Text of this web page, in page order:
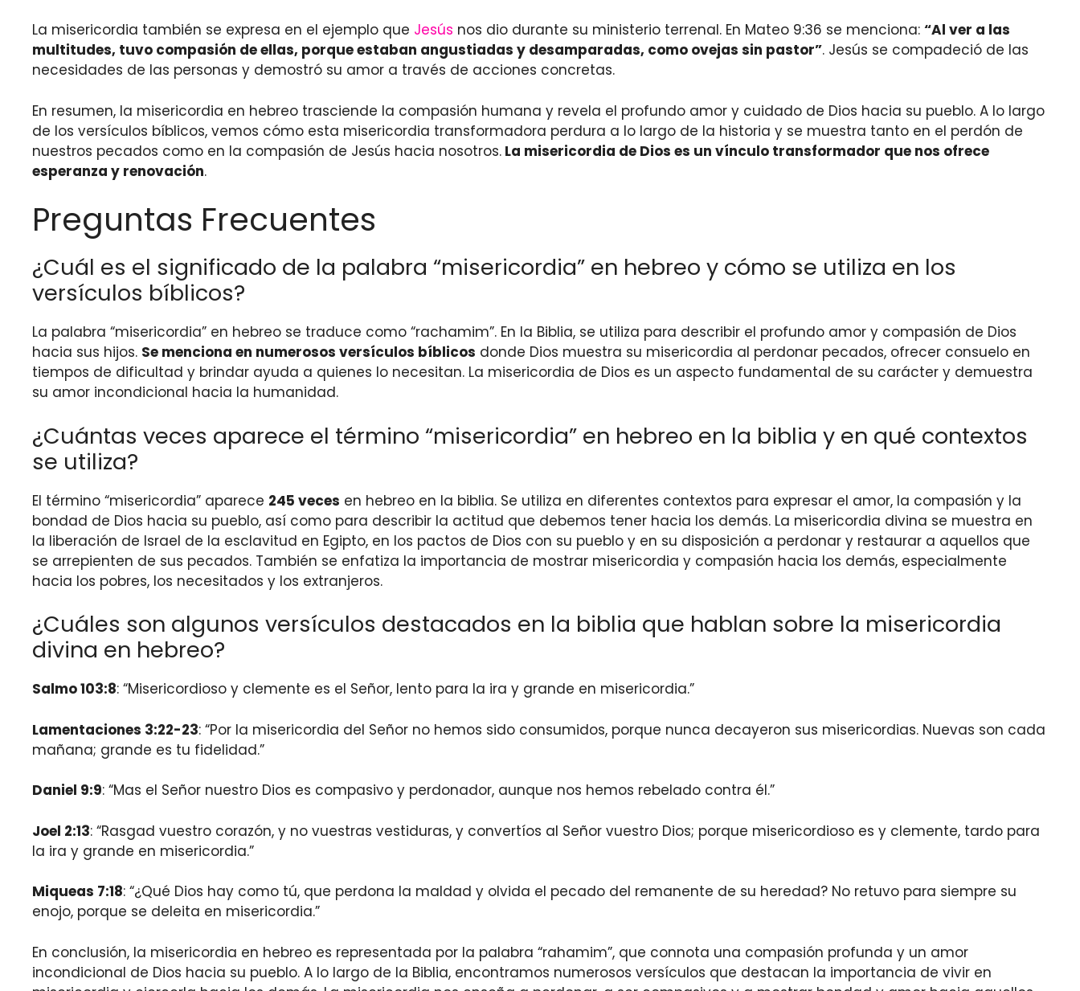
La misericordia también se expresa en el ejemplo que Jesús nos dio durante su ministerio terrenal. En Mateo 9:36 se menciona: “Al ver a las
multitudes, tuvo compasión de ellas, porque estaban angustiadas y desamparadas, como ovejas sin pastor”. Jesús se compadeció de las
necesidades de las personas y demostró su amor a través de acciones concretas.
En resumen, la misericordia en hebreo trasciende la compasión humana y revela el profundo amor y cuidado de Dios hacia su pueblo. A lo largo
de los versículos bíblicos, vemos cómo esta misericordia transformadora perdura a lo largo de la historia y se muestra tanto en el perdón de
nuestros pecados como en la compasión de Jesús hacia nosotros. La misericordia de Dios es un vínculo transformador que nos ofrece
esperanza y renovación.
Preguntas Frecuentes
¿Cuál es el significado de la palabra “misericordia” en hebreo y cómo se utiliza en los
versículos bíblicos?
La palabra “misericordia” en hebreo se traduce como “rachamim”. En la Biblia, se utiliza para describir el profundo amor y compasión de Dios
hacia sus hijos. Se menciona en numerosos versículos bíblicos donde Dios muestra su misericordia al perdonar pecados, ofrecer consuelo en
tiempos de dificultad y brindar ayuda a quienes lo necesitan. La misericordia de Dios es un aspecto fundamental de su carácter y demuestra
su amor incondicional hacia la humanidad.
¿Cuántas veces aparece el término “misericordia” en hebreo en la biblia y en qué contextos
se utiliza?
El término “misericordia” aparece 245 veces en hebreo en la biblia. Se utiliza en diferentes contextos para expresar el amor, la compasión y la
bondad de Dios hacia su pueblo, así como para describir la actitud que debemos tener hacia los demás. La misericordia divina se muestra en
la liberación de Israel de la esclavitud en Egipto, en los pactos de Dios con su pueblo y en su disposición a perdonar y restaurar a aquellos que
se arrepienten de sus pecados. También se enfatiza la importancia de mostrar misericordia y compasión hacia los demás, especialmente
hacia los pobres, los necesitados y los extranjeros.
¿Cuáles son algunos versículos destacados en la biblia que hablan sobre la misericordia
divina en hebreo?
Salmo 103:8: “Misericordioso y clemente es el Señor, lento para la ira y grande en misericordia.”
Lamentaciones 3:22-23: “Por la misericordia del Señor no hemos sido consumidos, porque nunca decayeron sus misericordias. Nuevas son cada
mañana; grande es tu fidelidad.”
Daniel 9:9: “Mas el Señor nuestro Dios es compasivo y perdonador, aunque nos hemos rebelado contra él.”
Joel 2:13: “Rasgad vuestro corazón, y no vuestras vestiduras, y convertíos al Señor vuestro Dios; porque misericordioso es y clemente, tardo para
la ira y grande en misericordia.”
Miqueas 7:18: “¿Qué Dios hay como tú, que perdona la maldad y olvida el pecado del remanente de su heredad? No retuvo para siempre su
enojo, porque se deleita en misericordia.”
En conclusión, la misericordia en hebreo es representada por la palabra “rahamim”, que connota una compasión profunda y un amor
incondicional de Dios hacia su pueblo. A lo largo de la Biblia, encontramos numerosos versículos que destacan la importancia de vivir en